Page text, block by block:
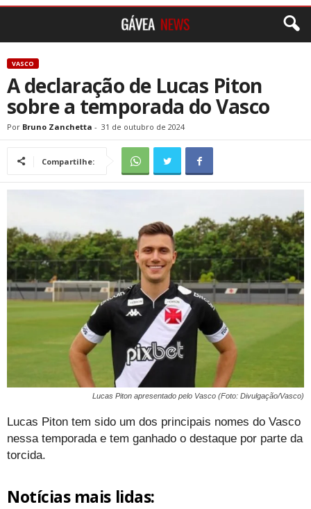
VASCO
A declaração de Lucas Piton
sobre a temporada do Vasco
Por Bruno Zanchetta - 31 de outubro de 2024
Compartilhe:
Lucas Piton apresentado pelo Vasco (Foto: Divulgação/Vasco)
Lucas Piton tem sido um dos principais nomes do Vasco
nessa temporada e tem ganhado o destaque por parte da
torcida.
Notícias mais lidas: